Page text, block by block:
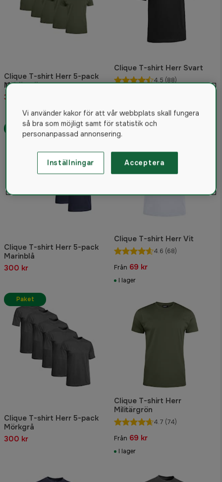
Clique T-shirt Herr 5-pack
Militärgrön
300 kr
Clique T-shirt Herr Svart
4.5 (88)
I lager
Clique T-shirt Herr 5-pack
Marinblå
300 kr
Paket
Clique T-shirt Herr Vit
4.6 (68)
Från 69 kr
I lager
Clique T-shirt Herr 5-pack
Mörkgrå
300 kr
Paket
Clique T-shirt Herr
Militärgrön
4.7 (74)
Från 69 kr
I lager
Vi använder kakor för att vår webbplats skall fungera
så bra som möjligt samt för statistik och
personanpassad annonsering.
Inställningar Acceptera